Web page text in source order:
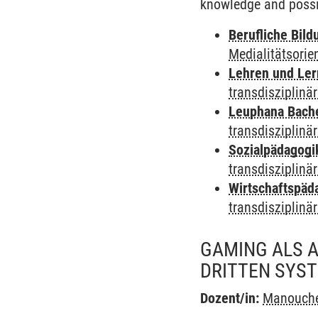
knowledge and
Berufliche
Lehren und
Leuphana
GAMING ALS
RITTEN
Dozent/in: